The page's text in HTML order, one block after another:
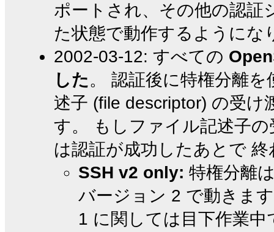
ポートされ、その他の認証
た状態で動作するようにな
2002-03-12: すべての
した。 認証後に特権分離
述子 (file descriptor) の受
す。 もしファイル記述子
は認証が成功したあとで
SSH v2 only: 特権分離
バージョン 2 で動きま
1 に関しては目下作業中